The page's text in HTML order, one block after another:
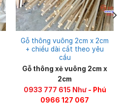
Gỗ thông vuông 2cm x 2cm
+ chiều dài cắt theo yêu
cầu
Gỗ thông xẻ vuông 2cm x
2cm
0933 777 615 Như- Phú
0966 127 067